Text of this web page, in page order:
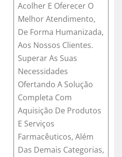
Acolher E Oferecer O
Melhor Atendimento,
De Forma Humanizada,
Aos Nossos Clientes.
Superar As Suas
Necessidades
Ofertando A Solução
Completa Com
Aquisição De Produtos
E Serviços
Farmacêuticos, Além
Das Demais Categorias,